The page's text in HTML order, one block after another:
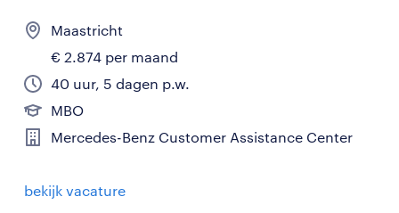
Maastricht
€ 2.874 per maand
40 uur, 5 dagen p.w.
MBO
Mercedes-Benz Customer Assistance Center
bekijk vacature